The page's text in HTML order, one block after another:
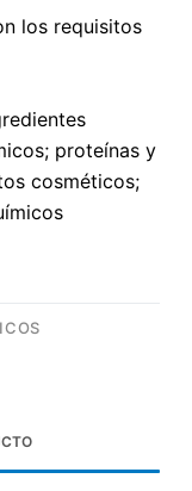
los requisitos
proteínas y
cosméticos;